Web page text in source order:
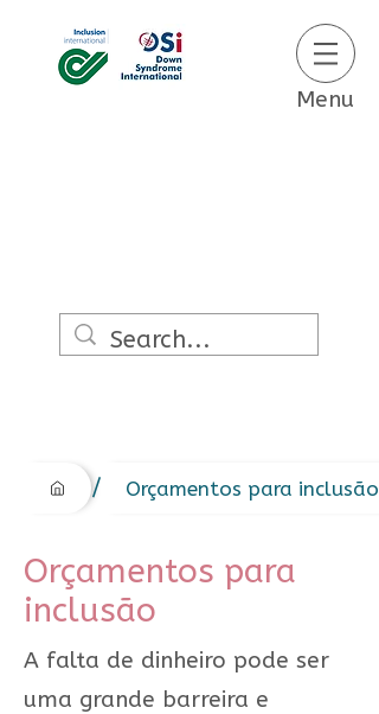
Menu
/ ​Orçamentos para inclusão
Orçamentos para
inclusão
A falta de dinheiro pode ser
uma grande barreira e